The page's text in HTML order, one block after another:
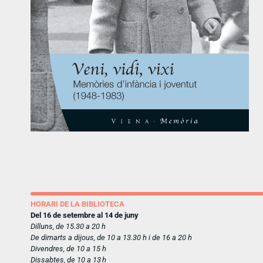
HORARI DE LA BIBLIOTECA
Del 16 de setembre al 14 de juny
Dilluns, de 15.30 a 20 h
De dimarts a dijous, de 10 a 13.30 h i de 16 a 20 h
Divendres, de 10 a 15 h
Dissabtes, de 10 a 13 h